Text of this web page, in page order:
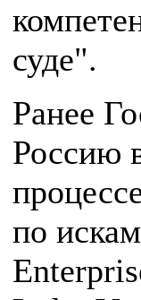
суде".
Ранее
Россию
по